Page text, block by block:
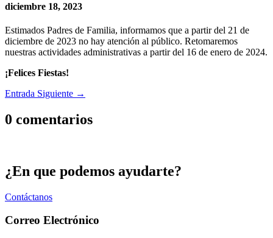
diciembre 18, 2023
Estimados Padres de Familia, informamos que a partir del 21 de
diciembre de 2023 no hay atención al público. Retomaremos
nuestras actividades administrativas a partir del 16 de enero de 2024.
¡Felices Fiestas!
Entrada Siguiente →
0 comentarios
¿En que podemos ayudarte?
Contáctanos
Correo Electrónico